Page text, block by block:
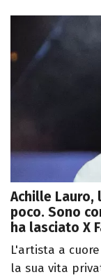
Achille Lauro,
poco. Sono
ha lasciato X
L'artista a
la sua vita